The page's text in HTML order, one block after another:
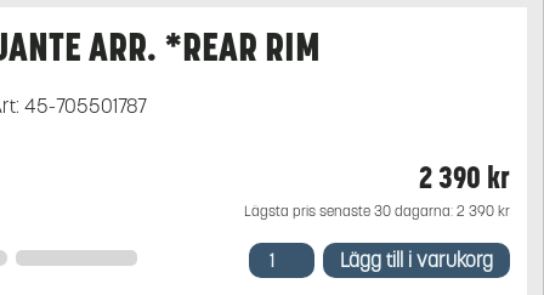
ARR. *REAR RIM
45-705501787
2 390 kr
Lägsta pris senaste 30 dagarna: 2 390 kr
JANTE
ARR. Lägg till i varukorg